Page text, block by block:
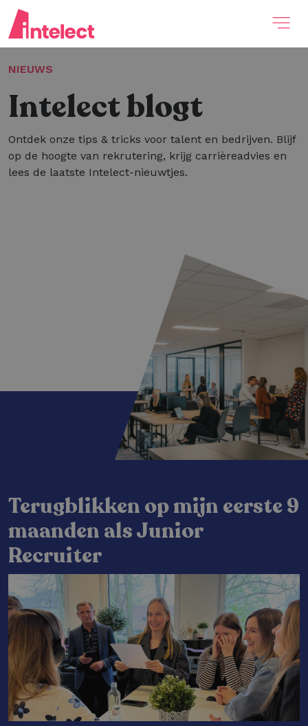
NIEUWS
Intelect blogt
Ontdek onze tips & tricks voor talent en bedrijven. Blijf
op de hoogte van rekrutering, krijg carrièreadvies en
lees de laatste Intelect-nieuwtjes.
Terugblikken op mijn eerste 9
maanden als Junior
Recruiter